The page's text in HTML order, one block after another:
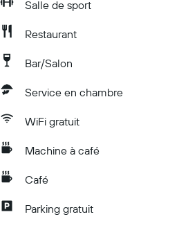
Salle de sport
Restaurant
Bar/Salon
Service en chambre
WiFi gratuit
Machine à café
Café
Parking gratuit